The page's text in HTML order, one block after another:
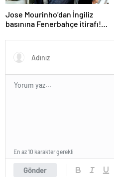
Jose Mourinho’dan İngiliz
basınına Fenerbahçe itirafı!
Gönder
En az 10 karakter gerekli